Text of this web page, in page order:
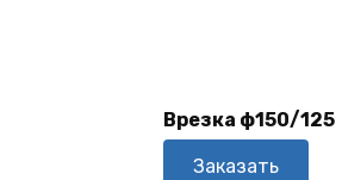
Врезка ф150/125
Заказать